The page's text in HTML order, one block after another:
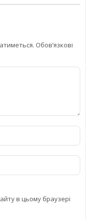
Обов’язкові
в цьому браузері